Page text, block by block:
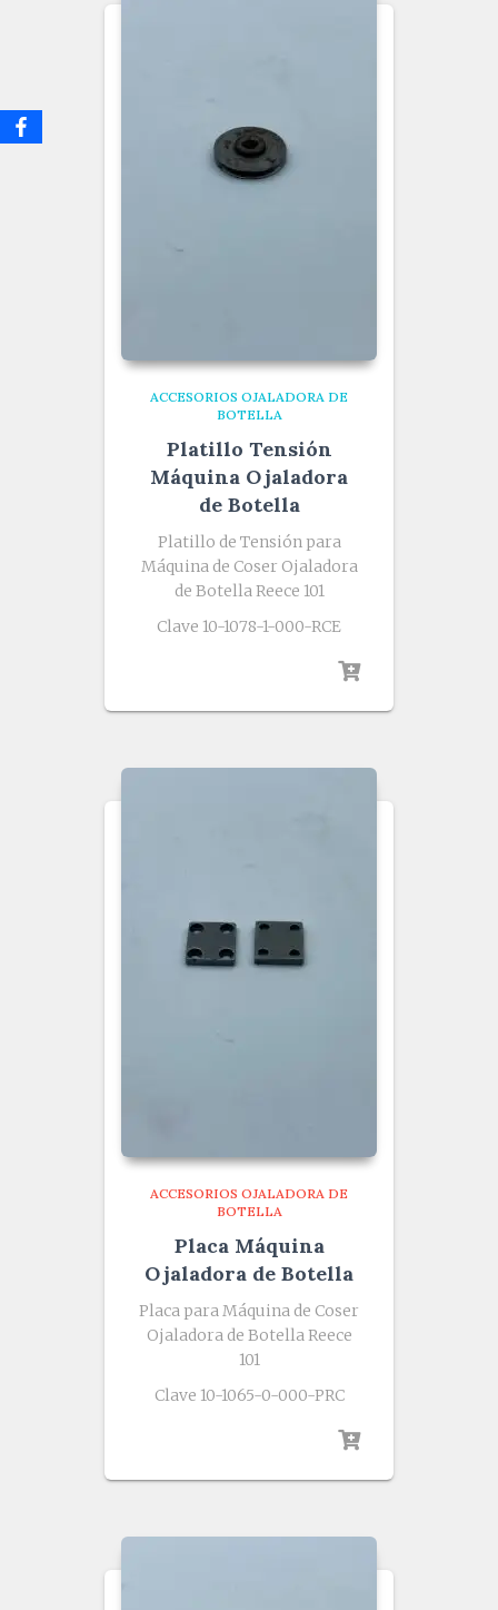
ACCESORIOS OJALADORA DE
BOTELLA
Platillo Tensión
Máquina Ojaladora
de Botella
Platillo de Tensión para
Máquina de Coser Ojaladora
de Botella Reece 101
Clave 10-1078-1-000-RCE
ACCESORIOS OJALADORA DE
BOTELLA
Placa Máquina
Ojaladora de Botella
Placa para Máquina de Coser
Ojaladora de Botella Reece
101
Clave 10-1065-0-000-PRC